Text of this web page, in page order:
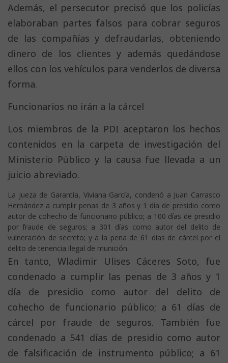
Además, el persecutor precisó que los policías
elaboraban partes falsos para cobrar seguros
de las compañías y defraudarlas, obteniendo
dinero de los clientes y además quedándose
ellos con los vehículos para venderlos de diversa
forma.
Funcionarios no irán a la cárcel
Los miembros de la PDI aceptaron los hechos
contenidos en la carpeta de investigación del
Ministerio Público y la causa fue llevada a un
juicio abreviado.
La jueza de Garantía, Viviana García, condenó a Juan Carrasco
Hernández a cumplir penas de 3 años y 1 día de presidio como
autor de cohecho de funcionario público; a 100 días de presidio
por fraude de seguros; a 301 días como autor del delito de
vulneración de secreto; y a la pena de 61 días de cárcel por el
delito de tenencia ilegal de munición.
En tanto, Wladimir Ulises Cáceres Soto, fue
condenado a cumplir las penas de 3 años y 1
día de presidio como autor del delito de
cohecho de funcionario público; a 61 días de
cárcel por fraude de seguros. También fue
condenado a 541 días de presidio como autor
de falsificación de instrumento público; a 61